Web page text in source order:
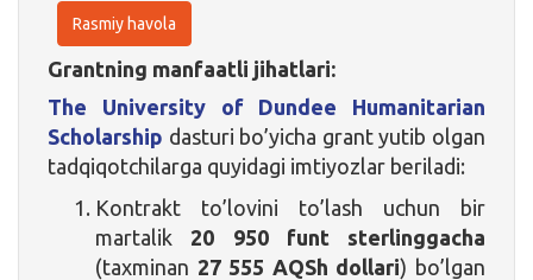
Rasmiy havola
Grantning manfaatli jihatlari:
The University of Dundee Humanitarian
Scholarship dasturi bo’yicha grant yutib olgan
tadqiqotchilarga quyidagi imtiyozlar beriladi:
Kontrakt to’lovini to’lash uchun bir
martalik 20 950 funt sterlinggacha
(taxminan 27 555 AQSh dollari) bo’lgan